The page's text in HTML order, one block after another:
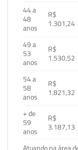
44 a
48
anos
R$
1.301,24
49 a
53
anos
R$
1.530,52
54 a
58
anos
R$
1.821,32
+ de
59
anos
R$
3.187,13